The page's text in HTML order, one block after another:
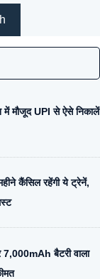
मौजूद UPI से ऐसे निकालें
कैंसिल रहेंगी ये ट्रेनें,
बैटरी वाला